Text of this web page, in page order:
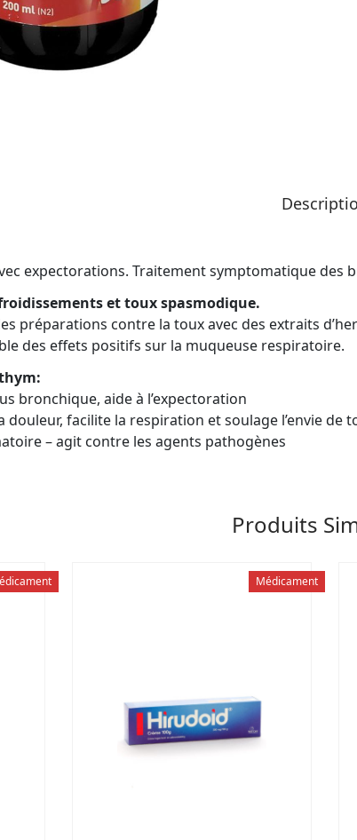
expectorations. Traitement symptomatique des
et toux spasmodique.
préparations contre la toux avec des extraits
des effets positifs sur la muqueuse respiratoire.
bronchique, aide à l’expectoration
facilite la respiration et soulage l’envie de
– agit contre les agents pathogènes
Produits
Médicament